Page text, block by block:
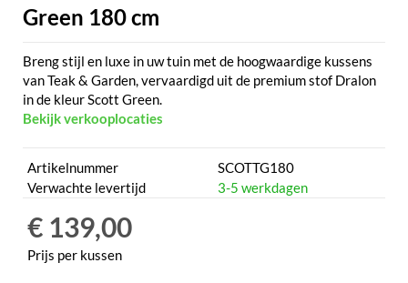
Green 180 cm
Breng stijl en luxe in uw tuin met de hoogwaardige kussens
van Teak & Garden, vervaardigd uit de premium stof Dralon
in de kleur Scott Green.
Bekijk verkooplocaties
Artikelnummer
SCOTTG180
Verwachte levertijd
3-5 werkdagen
€ 139,00
Prijs per kussen